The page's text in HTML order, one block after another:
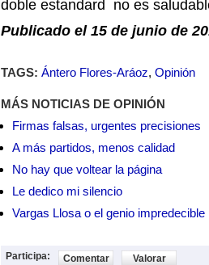
doble estandard no es
Publicado el 15 de junio de
TAGS: Ántero Flores-Aráoz, Opinión
MÁS NOTICIAS DE OPINIÓN
Firmas falsas, urgentes precisiones
A más partidos, menos calidad
No hay que voltear la página
Le dedico mi silencio
Vargas Llosa o el genio impredecible
Participa: Comentar Valorar